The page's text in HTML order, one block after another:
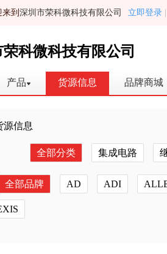
到深圳市荣科微科技有限公司 立即登录
科微科技有限公司
产品 货源信息 品牌商城
源信息
全部分类 集成电路
全部品牌 AD ADI